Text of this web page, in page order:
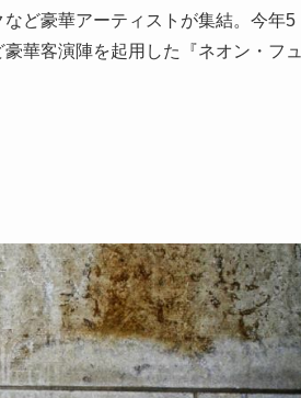
ど豪華アーティストが集結。今年5
華客演陣を起用した『ネオン・フ